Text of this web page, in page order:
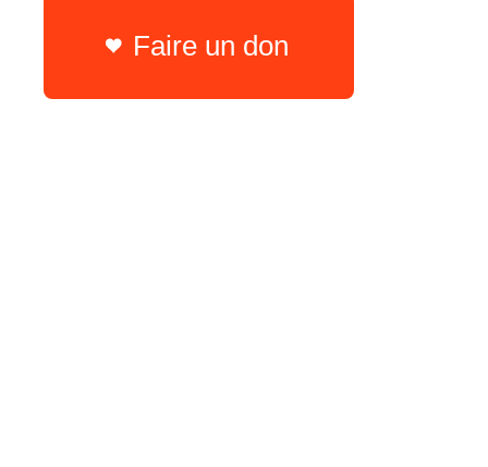
Faire un don